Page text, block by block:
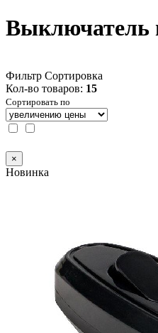
Выключатель
Фильтр Сортировка
Кол-во товаров: 15
Сортировать по
×
Новинка